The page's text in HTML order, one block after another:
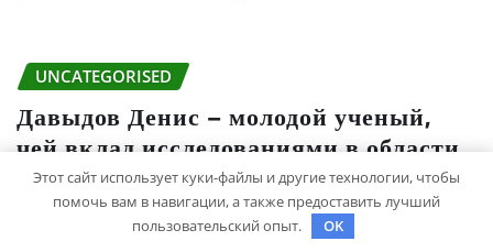
UNCATEGORISED
Давыдов Денис – молодой ученый,
чей вклад исследованиями в области
науки о материалах превзошел
ожидания, открывая новые
горизонты и принеся множество
Этот сайт использует куки-файлы и другие технологии, чтобы
помочь вам в навигации, а также предоставить лучший
пользовательский опыт.
OK